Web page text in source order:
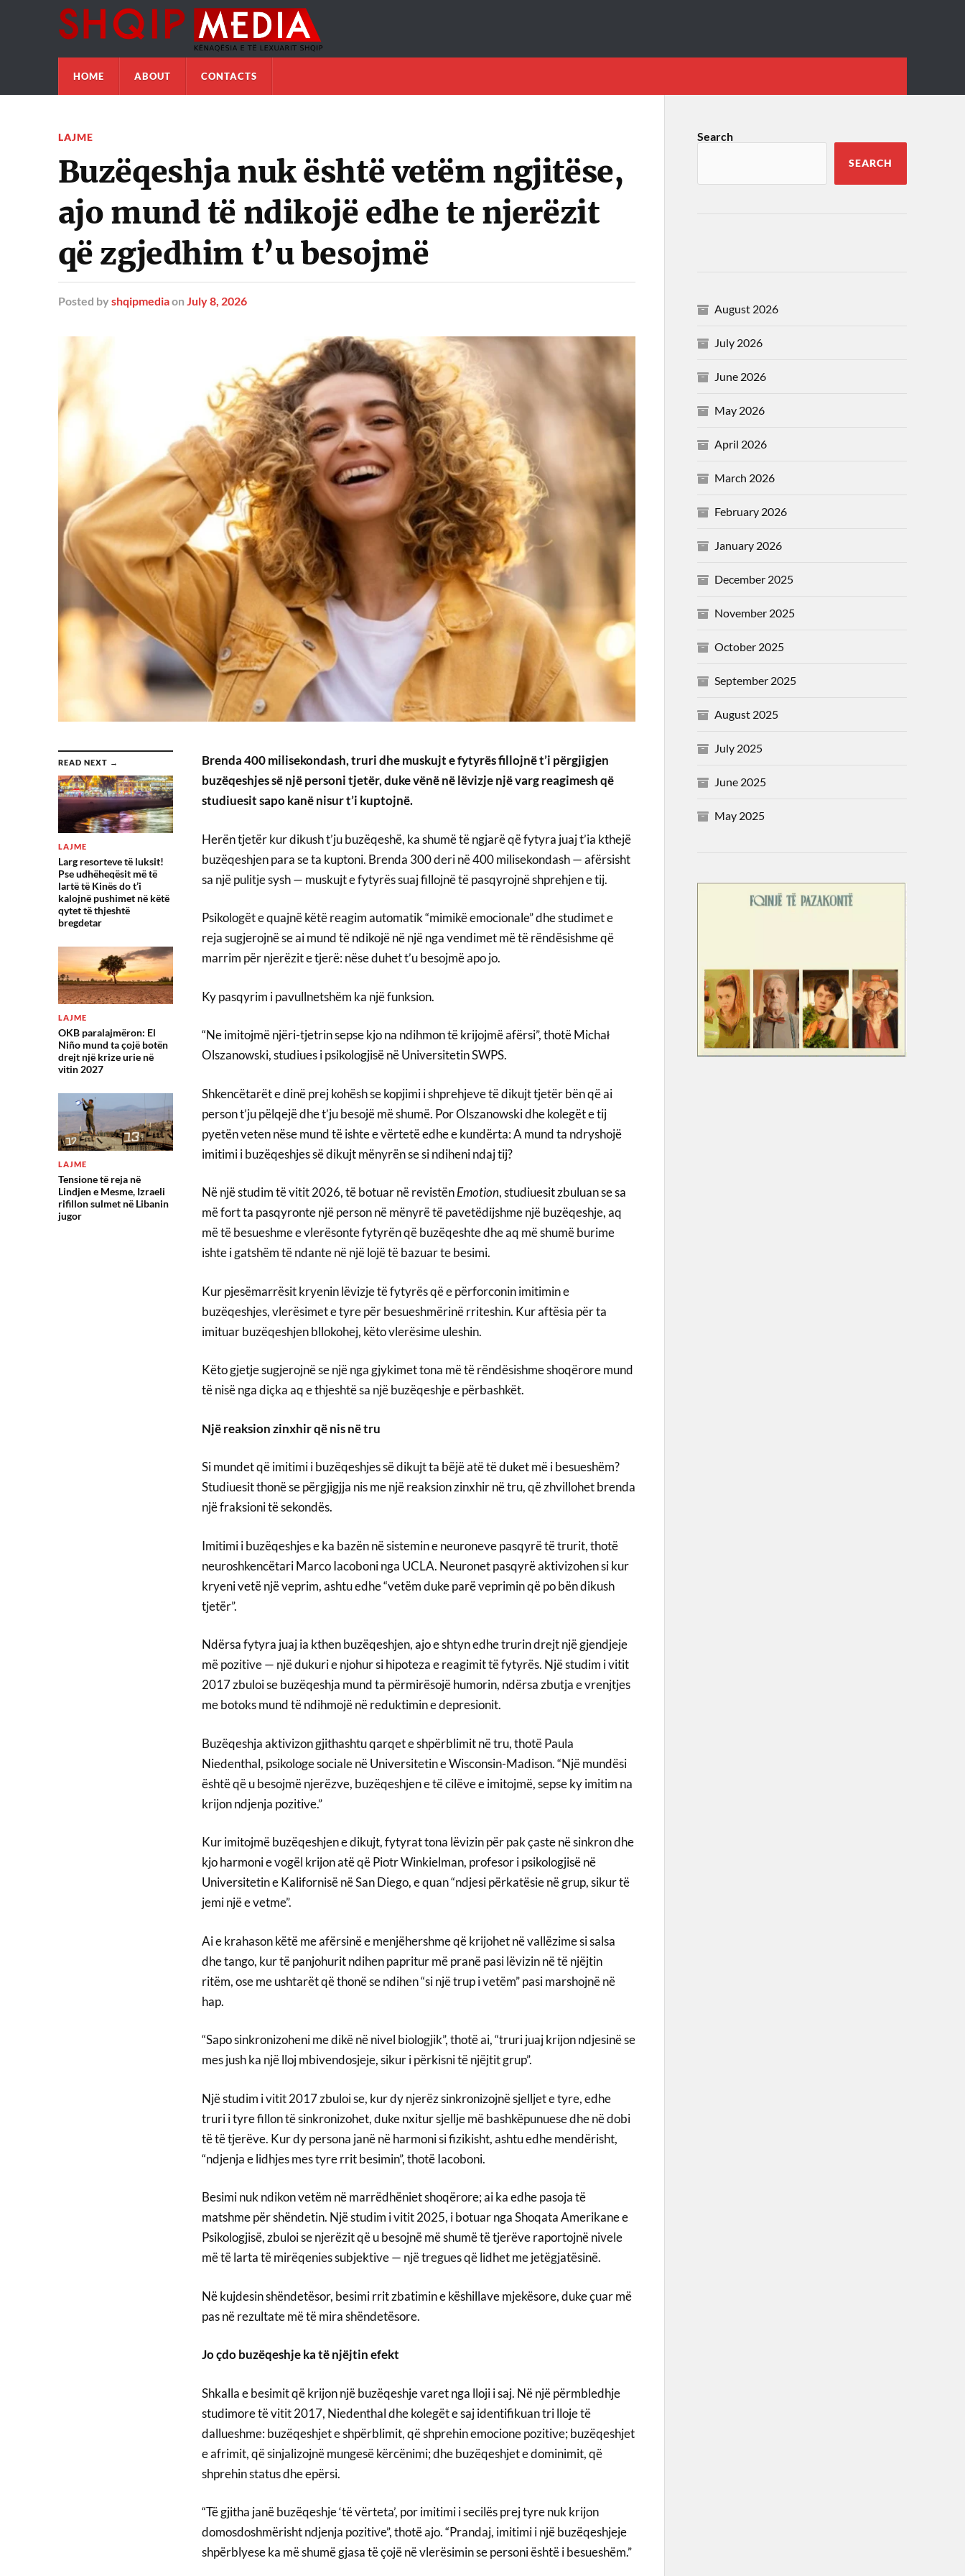
HOME ABOUT CONTACTS
LAJME
Buzëqeshja nuk është vetëm ngjitëse,
ajo mund të ndikojë edhe te njerëzit
që zgjedhim t’u besojmë
Posted by shqipmediaon July 8, 2026
READ NEXT →
LAJME
Larg resorteve të luksit!
Pse udhëheqësit më të
lartë të Kinës do t’i
kalojnë pushimet në këtë
qytet të thjeshtë
bregdetar
LAJME
OKB paralajmëron: El
Niño mund ta çojë botën
drejt një krize urie në
vitin 2027
LAJME
Tensione të reja në
Lindjen e Mesme, Izraeli
rifillon sulmet në Libanin
jugor
Brenda 400 milisekondash, truri dhe muskujt e fytyrës fillojnë t’i përgjigjen
buzëqeshjes së një personi tjetër, duke vënë në lëvizje një varg reagimesh që
studiuesit sapo kanë nisur t’i kuptojnë.
Herën tjetër kur dikush t’ju buzëqeshë, ka shumë të ngjarë që fytyra juaj t’ia kthejë
buzëqeshjen para se ta kuptoni. Brenda 300 deri në 400 milisekondash — afërsisht
sa një pulitje sysh — muskujt e fytyrës suaj fillojnë të pasqyrojnë shprehjen e tij.
Psikologët e quajnë këtë reagim automatik “mimikë emocionale” dhe studimet e
reja sugjerojnë se ai mund të ndikojë në një nga vendimet më të rëndësishme që
marrim për njerëzit e tjerë: nëse duhet t’u besojmë apo jo.
Ky pasqyrim i pavullnetshëm ka një funksion.
“Ne imitojmë njëri-tjetrin sepse kjo na ndihmon të krijojmë afërsi”, thotë Michał
Olszanowski, studiues i psikologjisë në Universitetin SWPS.
Shkencëtarët e dinë prej kohësh se kopjimi i shprehjeve të dikujt tjetër bën që ai
person t’ju pëlqejë dhe t’ju besojë më shumë. Por Olszanowski dhe kolegët e tij
pyetën veten nëse mund të ishte e vërtetë edhe e kundërta: A mund ta ndryshojë
imitimi i buzëqeshjes së dikujt mënyrën se si ndiheni ndaj tij?
Në një studim të vitit 2026, të botuar në revistënEmotion, studiuesit zbuluan se sa
më fort ta pasqyronte një person në mënyrë të pavetëdijshme një buzëqeshje, aq
më të besueshme e vlerësonte fytyrën që buzëqeshte dhe aq më shumë burime
ishte i gatshëm të ndante në një lojë të bazuar te besimi.
Kur pjesëmarrësit kryenin lëvizje të fytyrës që e përforconin imitimin e
buzëqeshjes, vlerësimet e tyre për besueshmërinë rriteshin. Kur aftësia për ta
imituar buzëqeshjen bllokohej, këto vlerësime uleshin.
Këto gjetje sugjerojnë se një nga gjykimet tona më të rëndësishme shoqërore mund
të nisë nga diçka aq e thjeshtë sa një buzëqeshje e përbashkët.
Një reaksion zinxhir që nis në tru
Si mundet që imitimi i buzëqeshjes së dikujt ta bëjë atë të duket më i besueshëm?
Studiuesit thonë se përgjigjja nis me një reaksion zinxhir në tru, që zhvillohet brenda
një fraksioni të sekondës.
Imitimi i buzëqeshjes e ka bazën në sistemin e neuroneve pasqyrë të trurit, thotë
neuroshkencëtari Marco Iacoboni nga UCLA. Neuronet pasqyrë aktivizohen si kur
kryeni vetë një veprim, ashtu edhe “vetëm duke parë veprimin që po bën dikush
tjetër”.
Ndërsa fytyra juaj ia kthen buzëqeshjen, ajo e shtyn edhe trurin drejt një gjendjeje
më pozitive — një dukuri e njohur si hipoteza e reagimit të fytyrës. Një studim i vitit
2017 zbuloi se buzëqeshja mund ta përmirësojë humorin, ndërsa zbutja e vrenjtjes
me botoks mund të ndihmojë në reduktimin e depresionit.
Buzëqeshja aktivizon gjithashtu qarqet e shpërblimit në tru, thotë Paula
Niedenthal, psikologe sociale në Universitetin e Wisconsin-Madison. “Një mundësi
është që u besojmë njerëzve, buzëqeshjen e të cilëve e imitojmë, sepse ky imitim na
krijon ndjenja pozitive.”
Kur imitojmë buzëqeshjen e dikujt, fytyrat tona lëvizin për pak çaste në sinkron dhe
kjo harmoni e vogël krijon atë që Piotr Winkielman, profesor i psikologjisë në
Universitetin e Kalifornisë në San Diego, e quan “ndjesi përkatësie në grup, sikur të
jemi një e vetme”.
Ai e krahason këtë me afërsinë e menjëhershme që krijohet në vallëzime si salsa
dhe tango, kur të panjohurit ndihen papritur më pranë pasi lëvizin në të njëjtin
ritëm, ose me ushtarët që thonë se ndihen “si një trup i vetëm” pasi marshojnë në
hap.
“Sapo sinkronizoheni me dikë në nivel biologjik”, thotë ai, “truri juaj krijon ndjesinë se
mes jush ka një lloj mbivendosjeje, sikur i përkisni të njëjtit grup”.
Një studim i vitit 2017 zbuloi se, kur dy njerëz sinkronizojnë sjelljet e tyre, edhe
truri i tyre fillon të sinkronizohet, duke nxitur sjellje më bashkëpunuese dhe në dobi
të të tjerëve. Kur dy persona janë në harmoni si fizikisht, ashtu edhe mendërisht,
“ndjenja e lidhjes mes tyre rrit besimin”, thotë Iacoboni.
Besimi nuk ndikon vetëm në marrëdhëniet shoqërore; ai ka edhe pasoja të
matshme për shëndetin. Një studim i vitit 2025, i botuar nga Shoqata Amerikane e
Psikologjisë, zbuloi se njerëzit që u besojnë më shumë të tjerëve raportojnë nivele
më të larta të mirëqenies subjektive — një tregues që lidhet me jetëgjatësinë.
Në kujdesin shëndetësor, besimi rrit zbatimin e këshillave mjekësore, duke çuar më
pas në rezultate më të mira shëndetësore.
Jo çdo buzëqeshje ka të njëjtin efekt
Shkalla e besimit që krijon një buzëqeshje varet nga lloji i saj. Në një përmbledhje
studimore të vitit 2017, Niedenthal dhe kolegët e saj identifikuan tri lloje të
dallueshme: buzëqeshjet e shpërblimit, që shprehin emocione pozitive; buzëqeshjet
e afrimit, që sinjalizojnë mungesë kërcënimi; dhe buzëqeshjet e dominimit, që
shprehin status dhe epërsi.
“Të gjitha janë buzëqeshje ‘të vërteta’, por imitimi i secilës prej tyre nuk krijon
domosdoshmërisht ndjenja pozitive”, thotë ajo. “Prandaj, imitimi i një buzëqeshjeje
shpërblyese ka më shumë gjasa të çojë në vlerësimin se personi është i besueshëm.”
Search
SEARCH
August 2026
July 2026
June 2026
May 2026
April 2026
March 2026
February 2026
January 2026
December 2025
November 2025
October 2025
September 2025
August 2025
July 2025
June 2025
May 2025